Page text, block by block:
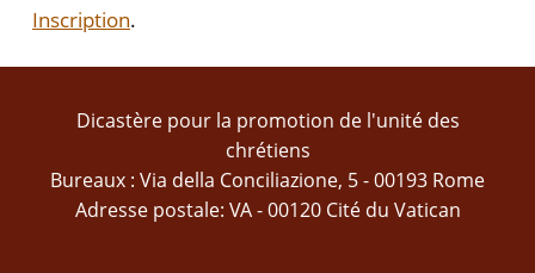
Inscription.
Dicastère pour la promotion de l'unité des
chrétiens
Bureaux : Via della Conciliazione, 5 - 00193 Rome
Adresse postale: VA - 00120 Cité du Vatican